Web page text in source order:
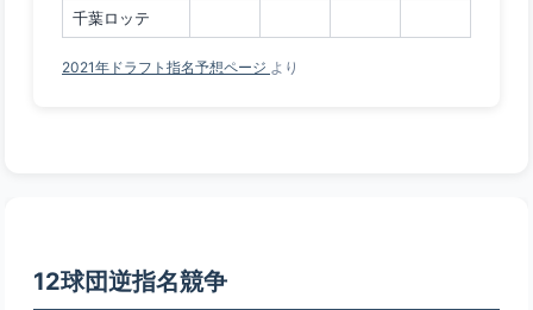
千葉ロッテ
2021年ドラフト指名予想ページ より
12球団逆指名競争